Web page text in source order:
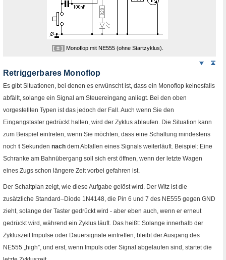
[ ± ] Monoflopmit NE555 (ohne Startzyklus).
Weiter
Retriggerbares Monoflop
Es gibt Situationen, bei denen es erwünscht ist, dass ein Monoflop keinesfalls
abfällt, solange ein Signal am Steuereingang anliegt. Bei den oben
vorgestellten Typen ist das jedoch der Fall. Auch wenn Sie den
Eingangstaster gedrückt halten, wird der Zyklus ablaufen. Die Situation kann
zum Beispiel eintreten, wenn Sie möchten, dass eine Schaltung mindestens
noch t Sekunden nach dem Abfallen eines Signals weiterläuft. Beispiel: Eine
Schranke am Bahnübergang soll sich erst öffnen, wenn der letzte Wagen
eines Zugs schon längere Zeit vorbei gefahren ist.
Der Schaltplan zeigt, wie diese Aufgabe gelöst wird. Der Witz ist die
zusätzliche Standard–Diode 1N4148, die Pin 6 und 7 des NE555 gegen GND
zieht, solange der Taster gedrückt wird - aber eben auch, wenn er erneut
gedrückt wird, während ein Zyklus läuft. Das heißt: Solange innerhalb der
Zykluszeit Impulse oder Dauersignale eintreffen, bleibt der Ausgang des
NE555 „high”, und erst, wenn Impuls oder Signal abgelaufen sind, startet die